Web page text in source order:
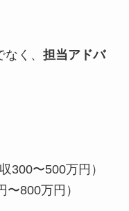
く、 担当アドバ
300〜500万円）
800万円）